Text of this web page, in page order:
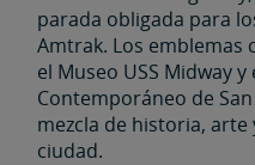
parada obligada para
Amtrak. Los emblemas
el Museo USS Midway
Contemporáneo de
mezcla de historia,
ciudad.